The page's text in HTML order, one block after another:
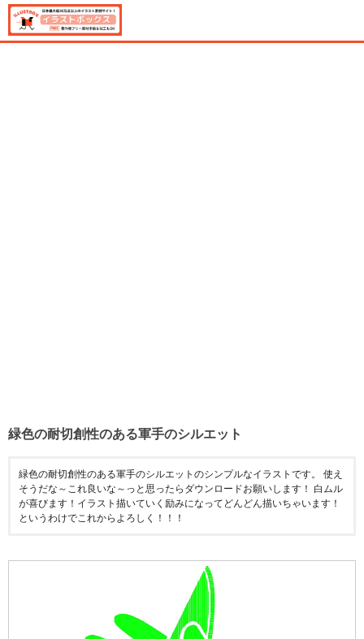
緑色の耐切創性のある軍手のシルエット
緑色の耐切創性のある軍手のシルエットのシンプルなイラストです。 使え
そうだな～これ良いな～っと思ったらダウンロードお願いします！ 白ムル
が喜びます！イラスト描いていく励みになってどんどん描いちゃいます！
というわけでこれからよろしく！！！